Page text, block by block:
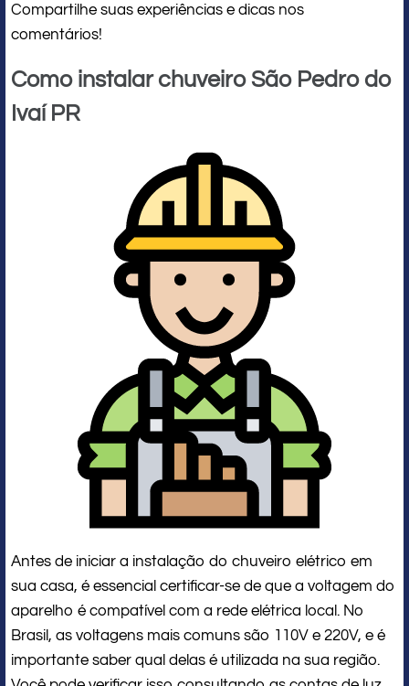
Compartilhe suas experiências e dicas nos
comentários!
Como instalar chuveiro São Pedro do
Ivaí PR
Antes de iniciar a instalação do chuveiro elétrico em
sua casa, é essencial certificar-se de que a voltagem do
aparelho é compatível com a rede elétrica local. No
Brasil, as voltagens mais comuns são 110V e 220V, e é
importante saber qual delas é utilizada na sua região.